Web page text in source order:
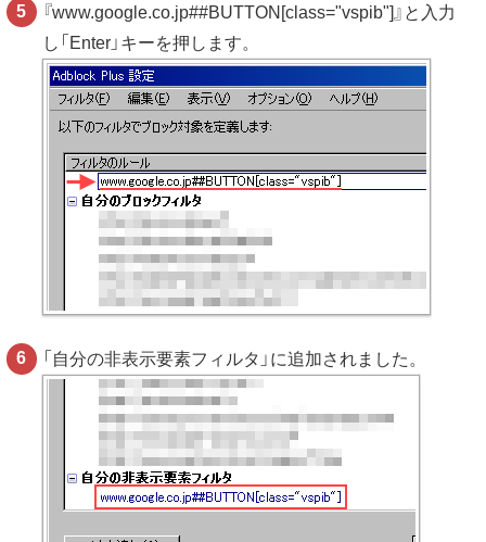
『www.google.co.jp##BUTTON[class="vspib"]』と入力
し「Enter」キーを押します。
「自分の非表示要素フィルタ」に追加されました。